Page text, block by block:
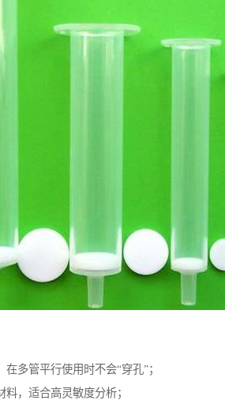
多管平行使用时不会“穿孔”；
，适合高灵敏度分析；